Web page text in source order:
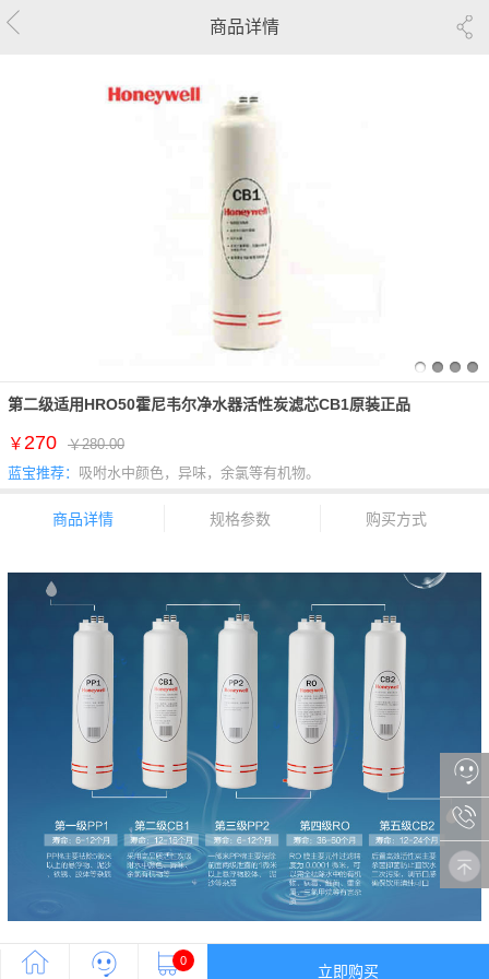
商品详情
第二级适用HRO50霍尼韦尔净水器活性炭滤芯CB1原装正品
￥ 270
￥280.00
蓝宝推荐：
吸咐水中颜色，异味，余氯等有机物。
商品详情 规格参数 购买方式
0
立即购买